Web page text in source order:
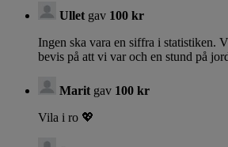
Ullet gav 100 kr
Ingen ska vara en siffra i statistiken.
bevis på att vi var och en stund på
Marit gav 100 kr
Vila i ro 💖